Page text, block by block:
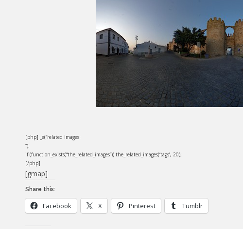
[php] _e(“related images:
“);
if (function_exists(“the_related_images”)) the_related_images(‘tags’, 20);
[/php]
[gmap]
Share this:
Facebook X Pinterest Tumblr